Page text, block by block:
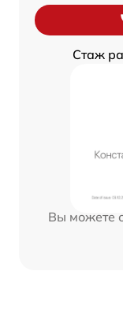
Стаж
Вы можете